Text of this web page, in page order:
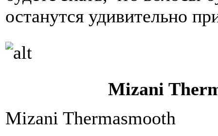
останутся удивительно
Mizani
Mizani Thermasmooth